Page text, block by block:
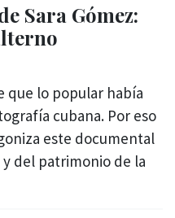
Sara Gómez:
que lo popular había
cubana. Por eso
este documental
del patrimonio de la